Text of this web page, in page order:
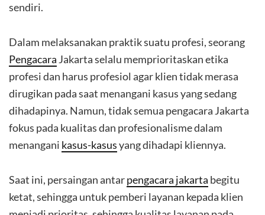
sendiri.
Dalam melaksanakan praktik suatu profesi, seorang
Pengacara Jakarta selalu memprioritaskan etika
profesi dan harus profesiol agar klien tidak merasa
dirugikan pada saat menangani kasus yang sedang
dihadapinya. Namun, tidak semua pengacara Jakarta
fokus pada kualitas dan profesionalisme dalam
menangani kasus-kasusyang dihadapi kliennya.
Saat ini, persaingan antarpengacara jakarta begitu
ketat, sehingga untuk pemberi layanan kepada klien